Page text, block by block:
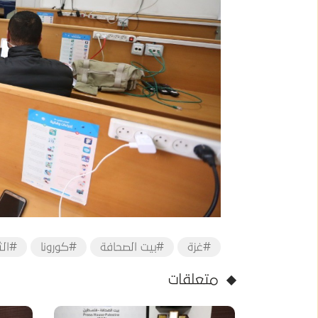
#غزة #بيت الصحافة #كورونا
متعلقات